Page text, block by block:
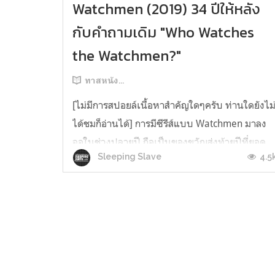
Watchmen (2019) 34 ปีให้หลัง
กับคำถามเดิม "Who Watches
the Watchmen?"
ทาสหนัง...
[ไม่มีการสปอยล์เนื้อหาสำคัญใดๆครับ ท่านใดยังไม่
ได้ชมก็อ่านได้] การมีซีรีส์แบบ Watchmen มาลง
จอในช่วงปลายปี ถือเป็นของขวัญส่งท้ายปีที่ยอด
เยี่ยมมาก สำหรับทั้งคนดูที่ต้องการชมซีรีส์น้ำดี
Sleeping Slave